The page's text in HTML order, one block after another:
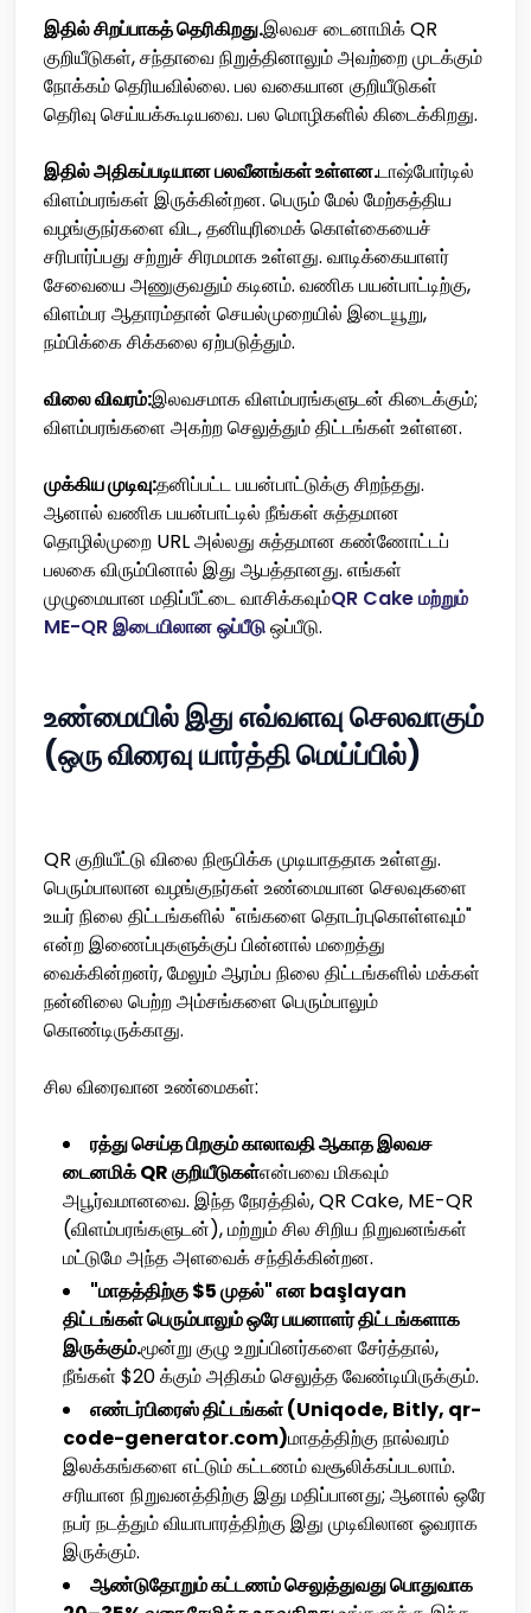
இதில் சிறப்பாகத் தெரிகிறது.இலவச டைனாமிக் QR
குறியீடுகள், சந்தாவை நிறுத்தினாலும் அவற்றை முடக்கும்
நோக்கம் தெரியவில்லை. பல வகையான குறியீடுகள்
தெரிவு செய்யக்கூடியவை. பல மொழிகளில் கிடைக்கிறது.
இதில் அதிகப்படியான பலவீனங்கள் உள்ளன.டாஷ்போர்டில்
விளம்பரங்கள் இருக்கின்றன. பெரும் மேல் மேற்கத்திய
வழங்குநர்களை விட, தனியுரிமைக் கொள்கையைச்
சரிபார்ப்பது சற்றுச் சிரமமாக உள்ளது. வாடிக்கையாளர்
சேவையை அணுகுவதும் கடினம். வணிக பயன்பாட்டிற்கு,
விளம்பர ஆதாரம்தான் செயல்முறையில் இடையூறு,
நம்பிக்கை சிக்கலை ஏற்படுத்தும்.
விலை விவரம்:இலவசமாக விளம்பரங்களுடன் கிடைக்கும்;
விளம்பரங்களை அகற்ற செலுத்தும் திட்டங்கள் உள்ளன.
முக்கிய முடிவு:தனிப்பட்ட பயன்பாட்டுக்கு சிறந்தது.
ஆனால் வணிக பயன்பாட்டில் நீங்கள் சுத்தமான
தொழில்முறை URL அல்லது சுத்தமான கண்ணோட்டப்
பலகை விரும்பினால் இது ஆபத்தானது. எங்கள்
முழுமையான மதிப்பீட்டை வாசிக்கவும்QR Cake மற்றும்
ME-QR இடையிலான ஒப்பீடுஒப்பீடு.
உண்மையில் இது எவ்வளவு செலவாகும்
(ஒரு விரைவு யார்த்தி மெய்ப்பில்)
QR குறியீட்டு விலை நிரூபிக்க முடியாததாக உள்ளது.
பெரும்பாலான வழங்குநர்கள் உண்மையான செலவுகளை
உயர் நிலை திட்டங்களில் "எங்களை தொடர்புகொள்ளவும்"
என்ற இணைப்புகளுக்குப் பின்னால் மறைத்து
வைக்கின்றனர், மேலும் ஆரம்ப நிலை திட்டங்களில் மக்கள்
நன்னிலை பெற்ற அம்சங்களை பெரும்பாலும்
கொண்டிருக்காது.
சில விரைவான உண்மைகள்:
ரத்து செய்த பிறகும் காலாவதி ஆகாத இலவச
டைனமிக் QR குறியீடுகள்என்பவை மிகவும்
அபூர்வமானவை. இந்த நேரத்தில், QR Cake, ME-QR
(விளம்பரங்களுடன்), மற்றும் சில சிறிய நிறுவனங்கள்
மட்டுமே அந்த அளவைக் சந்திக்கின்றன.
"மாதத்திற்கு $5 முதல்" என başlayan
திட்டங்கள் பெரும்பாலும் ஒரே பயனாளர் திட்டங்களாக
இருக்கும்.மூன்று குழு உறுப்பினர்களை சேர்த்தால்,
நீங்கள் $20 க்கும் அதிகம் செலுத்த வேண்டியிருக்கும்.
எண்டர்பிரைஸ் திட்டங்கள் (Uniqode, Bitly, qr-
code-generator.com)மாதத்திற்கு நால்வரம்
இலக்கங்களை எட்டும் கட்டணம் வசூலிக்கப்படலாம்.
சரியான நிறுவனத்திற்கு இது மதிப்பானது; ஆனால் ஒரே
நபர் நடத்தும் வியாபாரத்திற்கு இது முடிவிலான ஓவராக
இருக்கும்.
ஆண்டுதோறும் கட்டணம் செலுத்துவது பொதுவாக